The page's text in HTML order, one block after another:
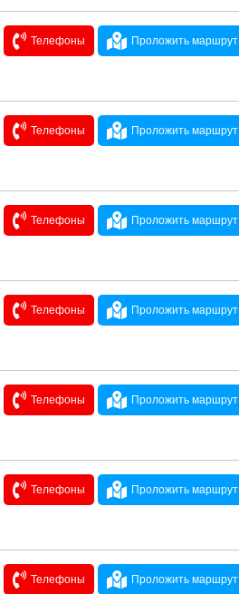
Телефоны Проложить маршрут
Телефоны Проложить маршрут
Телефоны Проложить маршрут
Телефоны Проложить маршрут
Телефоны Проложить маршрут
Телефоны Проложить маршрут
Телефоны Проложить маршрут